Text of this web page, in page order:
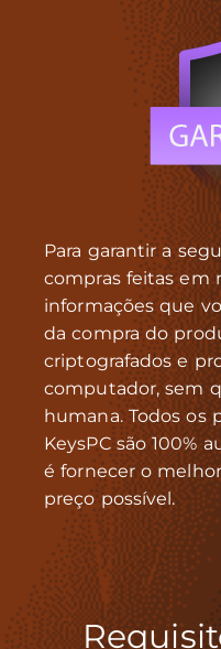
Para garantir a
compras feitas em
informações que
da compra do
criptografados e
computador, sem
humana. Todos os
KeysPC são 100%
é fornecer o
preço possível.